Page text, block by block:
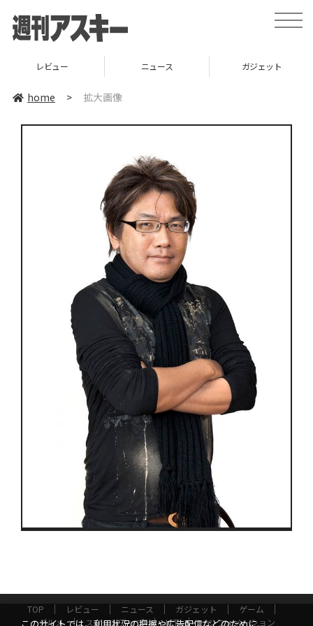
toggle
レビュー ニュース ガジェット
home > 拡大画像
TOP レビュー ニュース ガジェット
ゲーム
グルメ
スタートアップ ICT インフォメーション